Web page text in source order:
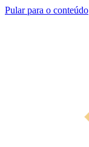
Pular para o conteúdo